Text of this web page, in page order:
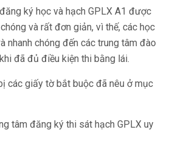
ký học và hạch GPLX A1 được
và rất đơn giản, vì thế, các học
nhanh chóng đến các trung tâm đào
đã đủ điều kiện thi bằng lái.
các giấy tờ bắt buộc đã nêu ở mục
tâm đăng ký thi sát hạch GPLX uy